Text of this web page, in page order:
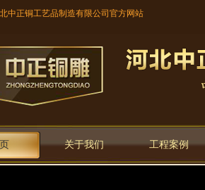
中正铜工艺品制造有限公司官方网站
关于我们 工程案例